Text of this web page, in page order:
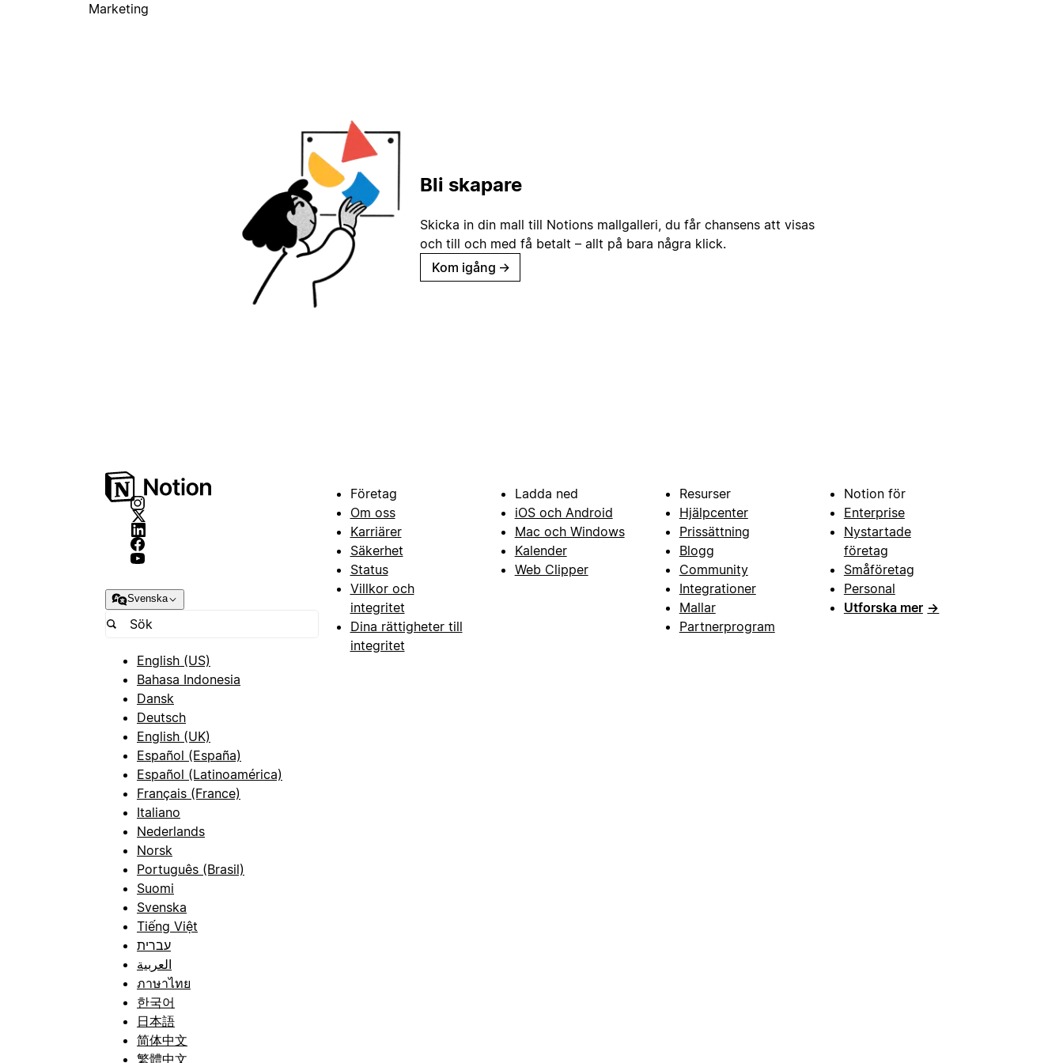
Marketing
Bli skapare
Skicka in din mall till Notions mallgalleri, du får chansens att visas
och till och med få betalt – allt på bara några klick.
Kom igång →
Svenska
English (US)
Bahasa Indonesia
Dansk
Deutsch
English (UK)
Español (España)
Español (Latinoamérica)
Français (France)
Italiano
Nederlands
Norsk
Português (Brasil)
Suomi
Svenska
Tiếng Việt
עברית
العربية
ภาษาไทย
한국어
日本語
简体中文
繁體中文
Företag
Om oss
Karriärer
Säkerhet
Status
Villkor och
integritet
Dina rättigheter till
integritet
Ladda ned
iOS och Android
Mac och Windows
Kalender
Web Clipper
Resurser
Hjälpcenter
Prissättning
Blogg
Community
Integrationer
Mallar
Partnerprogram
Notion för
Enterprise
Nystartade
företag
Småföretag
Personal
Utforska mer →